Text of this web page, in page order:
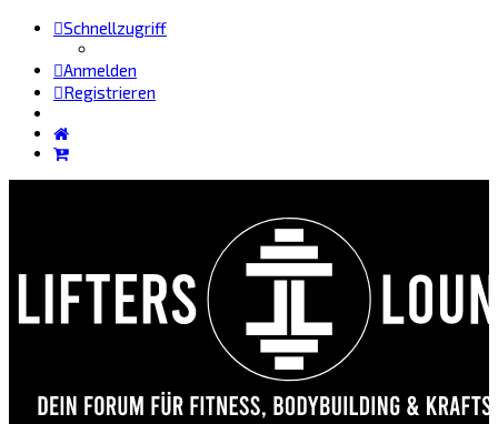
Schnellzugriff
Anmelden
Registrieren